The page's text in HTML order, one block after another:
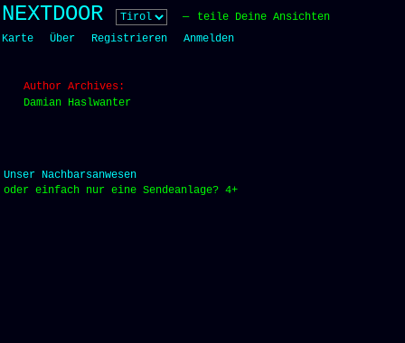
Skip
NEXTDOOR
teile Deine Ansichten
Karte
Über Registrieren Anmelden
Author Archives:
Damian Haslwanter
Unser Nachbarsanwesen
oder einfach nur eine Sendeanlage? 4+